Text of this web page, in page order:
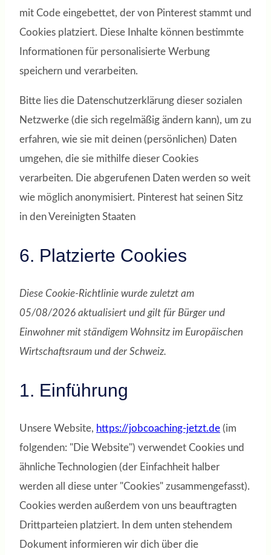
mit Code eingebettet, der von Pinterest stammt und
Cookies platziert. Diese Inhalte können bestimmte
Informationen für personalisierte Werbung
speichern und verarbeiten.
Bitte lies die Datenschutzerklärung dieser sozialen
Netzwerke (die sich regelmäßig ändern kann), um zu
erfahren, wie sie mit deinen (persönlichen) Daten
umgehen, die sie mithilfe dieser Cookies
verarbeiten. Die abgerufenen Daten werden so weit
wie möglich anonymisiert. Pinterest hat seinen Sitz
in den Vereinigten Staaten
6. Platzierte Cookies
Diese Cookie-Richtlinie wurde zuletzt am
05/08/2026 aktualisiert und gilt für Bürger und
Einwohner mit ständigem Wohnsitz im Europäischen
Wirtschaftsraum und der Schweiz.
1. Einführung
Unsere Website, https://jobcoaching-jetzt.de (im
folgenden: "Die Website") verwendet Cookies und
ähnliche Technologien (der Einfachheit halber
werden all diese unter "Cookies" zusammengefasst).
Cookies werden außerdem von uns beauftragten
Drittparteien platziert. In dem unten stehendem
Dokument informieren wir dich über die